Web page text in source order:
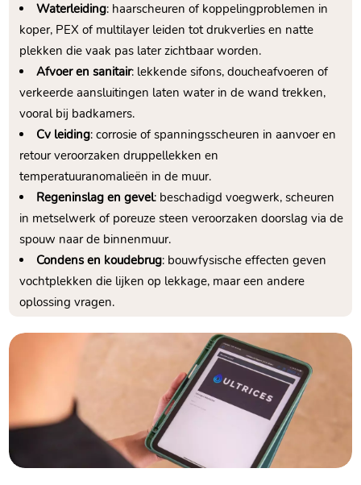
Waterleiding: haarscheuren of koppelingproblemen in
koper, PEX of multilayer leiden tot drukverlies en natte
plekken die vaak pas later zichtbaar worden.​
Afvoer en sanitair: lekkende sifons, doucheafvoeren of
verkeerde aansluitingen laten water in de wand trekken,
vooral bij badkamers.​
Cv leiding: corrosie of spanningsscheuren in aanvoer en
retour veroorzaken druppellekken en
temperatuuranomalieën in de muur.​
Regeninslag en gevel: beschadigd voegwerk, scheuren
in metselwerk of poreuze steen veroorzaken doorslag via de
spouw naar de binnenmuur.​
Condens en koudebrug: bouwfysische effecten geven
vochtplekken die lijken op lekkage, maar een andere
oplossing vragen.​